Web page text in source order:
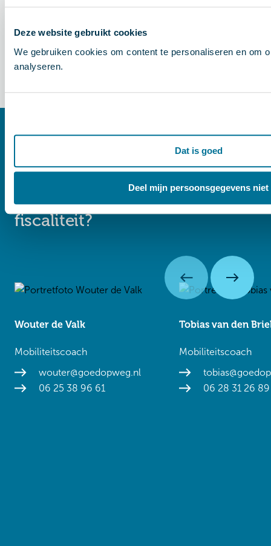
Deze website gebruikt cookies
We gebruiken cookies om content te personaliseren en om
analyseren.
Dat is goed
Deel mijn persoonsgegevens niet
zelf
Kijk hier het webinar terug!
Meer weten of direct aan de
slag met mobiliteit en
fiscaliteit?
Wouter de Valk
Mobiliteitscoach
wouter@goedopweg.nl
06 25 38 96 61
Tobias van den
Mobiliteitscoach
06 28 31 26 89